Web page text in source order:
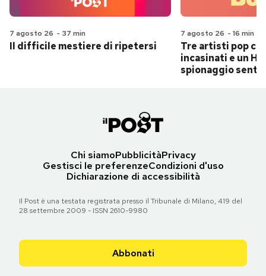
7 agosto 26 - 37 min
Il difficile mestiere di ripetersi
7 agosto 26 - 16 min
Tre artisti pop
incasinati e un
spionaggio
Chi siamoPubblicitàPrivacy
Gestisci le preferenzeCondizioni d'uso
Dichiarazione di accessibilità
Il Post è una testata registrata presso il Tribunale di Milano, 419 del
28 settembre 2009 - ISSN 2610-9980
Abbonati